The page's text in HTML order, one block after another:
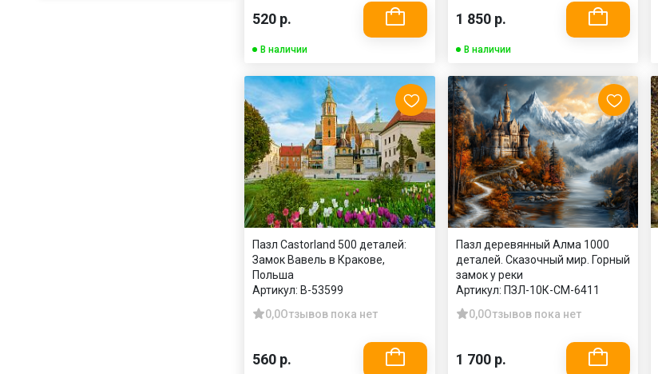
520 р.
В наличии
1 850 р.
В наличии
Пазл Castorland 500 деталей:
Замок Вавель в Кракове,
Польша
Артикул: B-53599
0,0Отзывов пока нет
560 р.
Пазл деревянный Алма 1000
деталей. Сказочный мир. Горный
замок у реки
Артикул: ПЗЛ-10К-СМ-6411
0,0Отзывов пока нет
1 700 р.